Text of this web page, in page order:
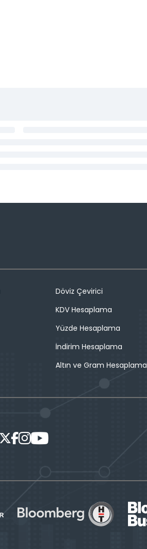
Döviz Çevirici
KDV Hesaplama
Yüzde Hesaplama
İndirim Hesaplama
Altın ve Gram Hesaplama